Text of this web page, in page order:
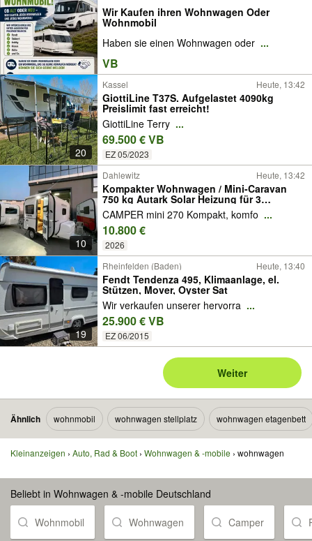
Wir Kaufen ihren Wohnwagen Oder
Wohnmobil
Haben sie einen Wohnwagen oder ...
VB
20
Kassel Heute, 13:42
GiottiLine T37S. Aufgelastet 4090kg
Preislimit fast erreicht!
GiottiLine Terry ...
69.500 € VB
EZ 05/2023
10
Dahlewitz Heute, 13:42
Kompakter Wohnwagen / Mini-Caravan
750 kg Autark Solar Heizung für 3
Personen Ideal für E-Autos & mit B
führeschein Klasse Neufahrzeug Berlin
Brandenburg CoC Papiere vorhanden
CAMPER mini 270 Kompakt, komfo ...
10.800 €
2026
19
Rheinfelden (Baden) Heute, 13:40
Fendt Tendenza 495, Klimaanlage, el.
Stützen, Mover, Oyster Sat
Wir verkaufen unserer hervorra ...
25.900 € VB
EZ 06/2015
Weiter
Ähnlich wohnmobil wohnwagen stellplatz wohnwagen etagenbett
Kleinanzeigen Auto, Rad & Boot Wohnwagen & -mobile wohnwagen
Beliebt in Wohnwagen & -mobile Deutschland
Wohnmobil Wohnwagen Camper